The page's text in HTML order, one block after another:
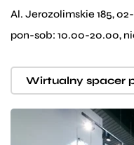
Al. Jerozolimskie 185,
pon-sob: 10.00-20.00,
Wirtualny spacer